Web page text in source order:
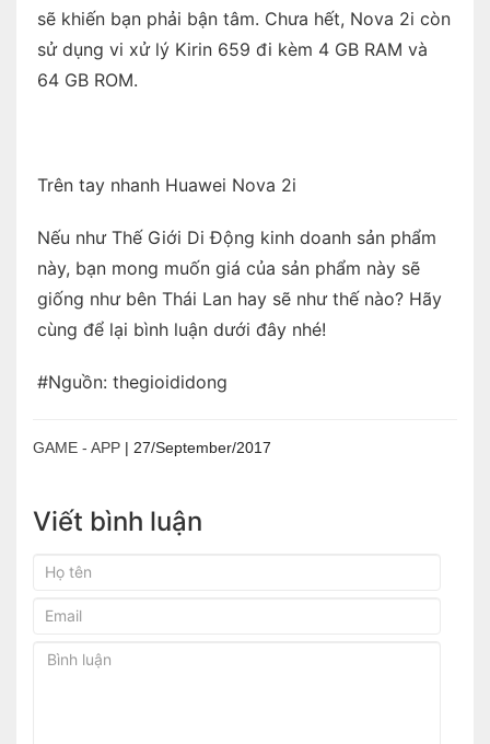
sẽ khiến bạn phải bận tâm. Chưa hết, Nova 2i còn
sử dụng vi xử lý Kirin 659 đi kèm 4 GB RAM và
64 GB ROM.
Trên tay nhanh Huawei Nova 2i
Nếu như Thế Giới Di Động kinh doanh sản phẩm
này, bạn mong muốn giá của sản phẩm này sẽ
giống như bên Thái Lan hay sẽ như thế nào? Hãy
cùng để lại bình luận dưới đây nhé!
#Nguồn: thegioididong
GAME - APP | 27/September/2017
Viết bình luận